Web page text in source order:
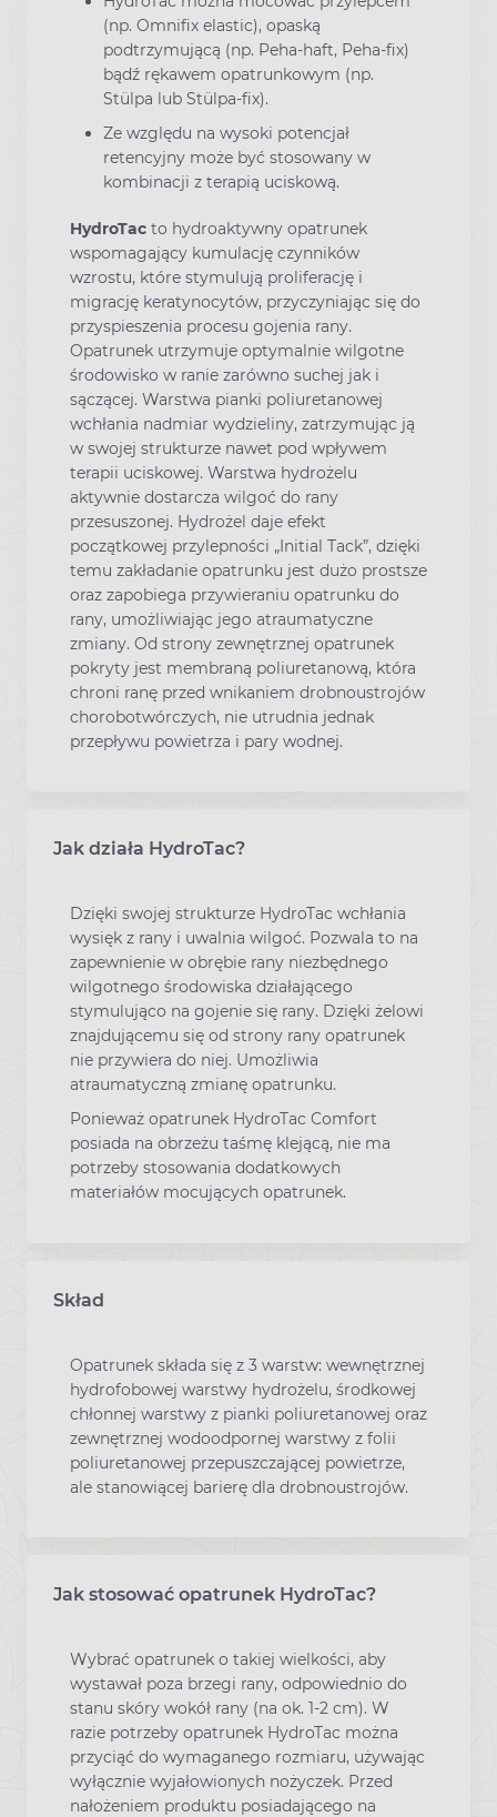
(np. Omnifix elastic), opaską
podtrzymującą (np. Peha-haft, Peha-fix)
bądź rękawem opatrunkowym (np.
Stülpa lub Stülpa-fix).
Ze względu na wysoki potencjał
retencyjny może być stosowany w
kombinacji z terapią uciskową.
HydroTac to hydroaktywny opatrunek
wspomagający kumulację czynników
wzrostu, które stymulują proliferację i
migrację keratynocytów, przyczyniając się do
przyspieszenia procesu gojenia rany.
Opatrunek utrzymuje optymalnie wilgotne
środowisko w ranie zarówno suchej jak i
sączącej. Warstwa pianki poliuretanowej
wchłania nadmiar wydzieliny, zatrzymując ją
w swojej strukturze nawet pod wpływem
terapii uciskowej. Warstwa hydrożelu
aktywnie dostarcza wilgoć do rany
przesuszonej. Hydrożel daje efekt
początkowej przylepności „Initial Tack”, dzięki
temu zakładanie opatrunku jest dużo prostsze
oraz zapobiega przywieraniu opatrunku do
rany, umożliwiając jego atraumatyczne
zmiany. Od strony zewnętrznej opatrunek
pokryty jest membraną poliuretanową, która
chroni ranę przed wnikaniem drobnoustrojów
chorobotwórczych, nie utrudnia jednak
przepływu powietrza i pary wodnej.
Jak działa HydroTac?
Dzięki swojej strukturze HydroTac wchłania
wysięk z rany i uwalnia wilgoć. Pozwala to na
zapewnienie w obrębie rany niezbędnego
wilgotnego środowiska działającego
stymulująco na gojenie się rany. Dzięki żelowi
znajdującemu się od strony rany opatrunek
nie przywiera do niej. Umożliwia
atraumatyczną zmianę opatrunku.
Ponieważ opatrunek HydroTac Comfort
posiada na obrzeżu taśmę klejącą, nie ma
potrzeby stosowania dodatkowych
materiałów mocujących opatrunek.
Skład
Opatrunek składa się z 3 warstw: wewnętrznej
hydrofobowej warstwy hydrożelu, środkowej
chłonnej warstwy z pianki poliuretanowej oraz
zewnętrznej wodoodpornej warstwy z folii
poliuretanowej przepuszczającej powietrze,
ale stanowiącej barierę dla drobnoustrojów.
Jak stosować opatrunek HydroTac?
Wybrać opatrunek o takiej wielkości, aby
wystawał poza brzegi rany, odpowiednio do
stanu skóry wokół rany (na ok. 1-2 cm). W
razie potrzeby opatrunek HydroTac można
przyciąć do wymaganego rozmiaru, używając
wyłącznie wyjałowionych nożyczek. Przed
nałożeniem produktu posiadającego na